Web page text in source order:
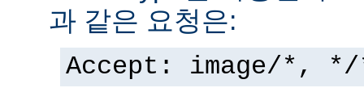
과 같은 요청은:
Accept: image/*,